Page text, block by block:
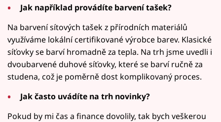
Jak například provádíte barvení tašek?
Na barvení sítových tašek z přírodních materiálů
využíváme lokální certifikované výrobce barev. Klasické
síťovky se barví hromadně za tepla. Na trh jsme uvedli i
dvoubarvené duhové síťovky, které se barví ručně za
studena, což je poměrně dost komplikovaný proces.
Jak často uvádíte na trh novinky?
Pokud by mi čas a finance dovolily, tak bych veškerou